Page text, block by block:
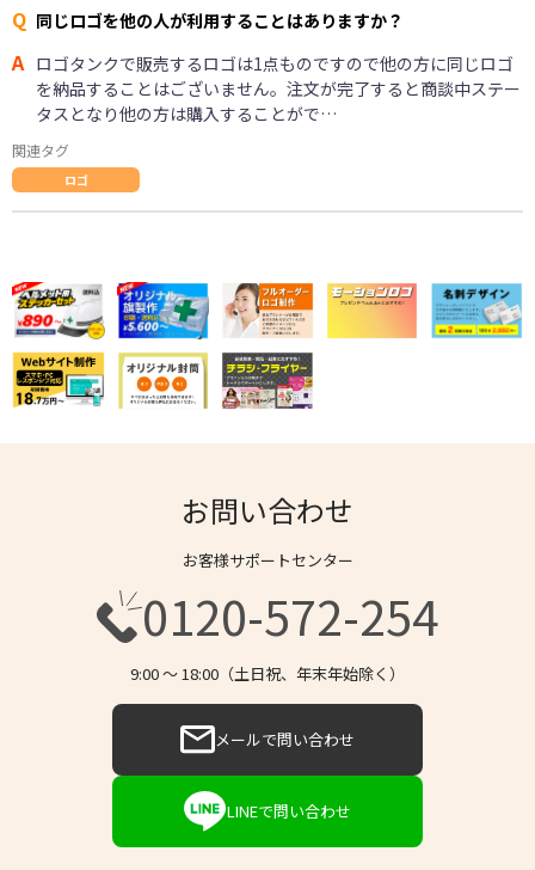
Q 同じロゴを他の人が利用することはありますか？
A ロゴタンクで販売するロゴは1点ものですので他の方に同じロゴ
を納品することはございません。注文が完了すると商談中ステー
タスとなり他の方は購入することがで…
関連タグ
ロゴ
お問い合わせ
お客様サポートセンター
0120-572-254
9:00 〜 18:00（土日祝、年末年始除く）
メールで問い合わせ
LINEで問い合わせ